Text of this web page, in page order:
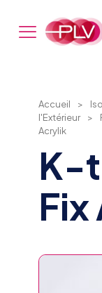
Accueil >
l'Extérieur
>
Acrylik
K-